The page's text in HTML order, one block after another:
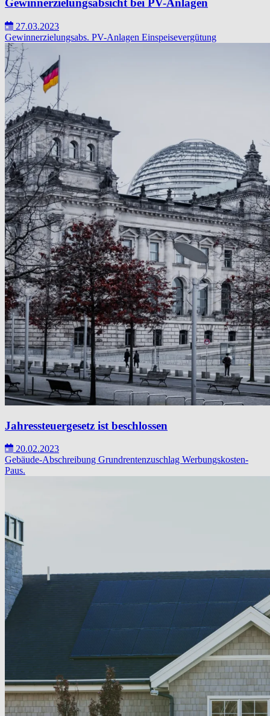
Gewinnerzielungsabsicht bei PV-Anlagen
27.03.2023
Gewinnerzielungsabs. PV-Anlagen Einspeisevergütung
Jahressteuergesetz ist beschlossen
20.02.2023
Gebäude-Abschreibung Grundrentenzuschlag Werbungskosten-
Paus.